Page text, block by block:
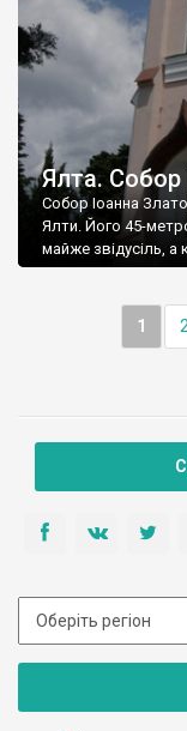
Ялта. Собор
Собор Іоанна
Ялти. Його 45-
майже звідусіль, а
1 2